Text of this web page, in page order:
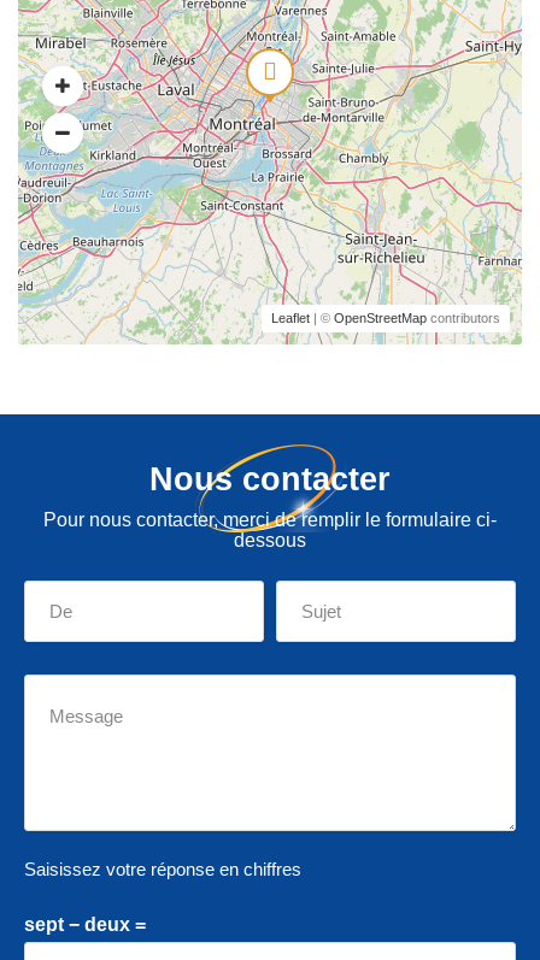
Leaflet | © OpenStreetMap contributors
Nous contacter
Pour nous contacter, merci de remplir le formulaire ci-
dessous
Saisissez votre réponse en chiffres
sept − deux =